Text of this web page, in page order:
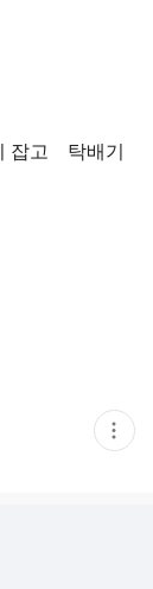
잡고 탁배기
현
재